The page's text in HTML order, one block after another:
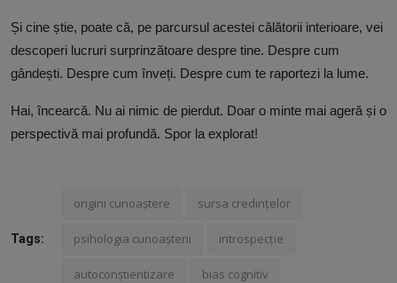
Și cine știe, poate că, pe parcursul acestei călătorii interioare, vei
descoperi lucruri surprinzătoare despre tine. Despre cum
gândești. Despre cum înveți. Despre cum te raportezi la lume.
Hai, încearcă. Nu ai nimic de pierdut. Doar o minte mai ageră și o
perspectivă mai profundă. Spor la explorat!
Tags:
origini cunoaștere sursa credințelor
psihologia cunoașterii introspecție
autoconștientizare bias cognitiv